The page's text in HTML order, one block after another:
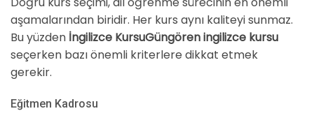
aşamalarından biridir. Her kurs aynı kaliteyi sunmaz.
Bu yüzden İngilizce KursuGüngören ingilizce kursu
seçerken bazı önemli kriterlere dikkat etmek
gerekir.
Eğitmen Kadrosu